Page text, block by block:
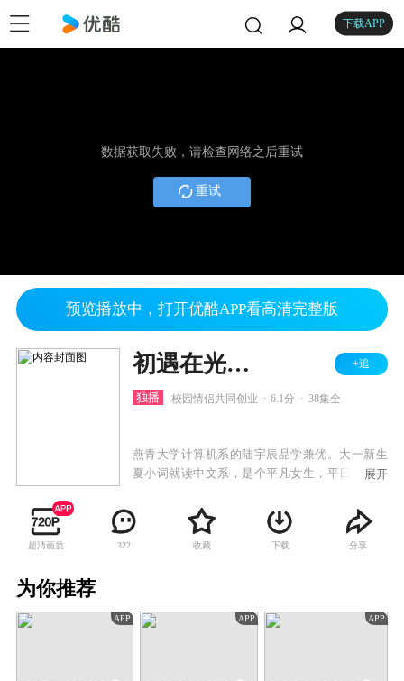
下载APP
数据获取失败，请检查网络之后重试
重试
预览播放中，打开优酷APP看高清完整版
初遇在光年之外 +追
独播 校园情侣共同创业 6.1分 38集全
燕青大学计算机系的陆宇辰品学兼优。大一新生
夏小词就读中文系，是个平凡女生，平日爱好就
善良的夏小词，上学第一天就意外撞个满怀，并
惹出一连串糗事，两人就此结下梁子。但随着在
校园生活的互动，他们越来越默契，共同解决了
展开
超清画质 322 收藏 下载 分享
为你推荐
APP APP APP